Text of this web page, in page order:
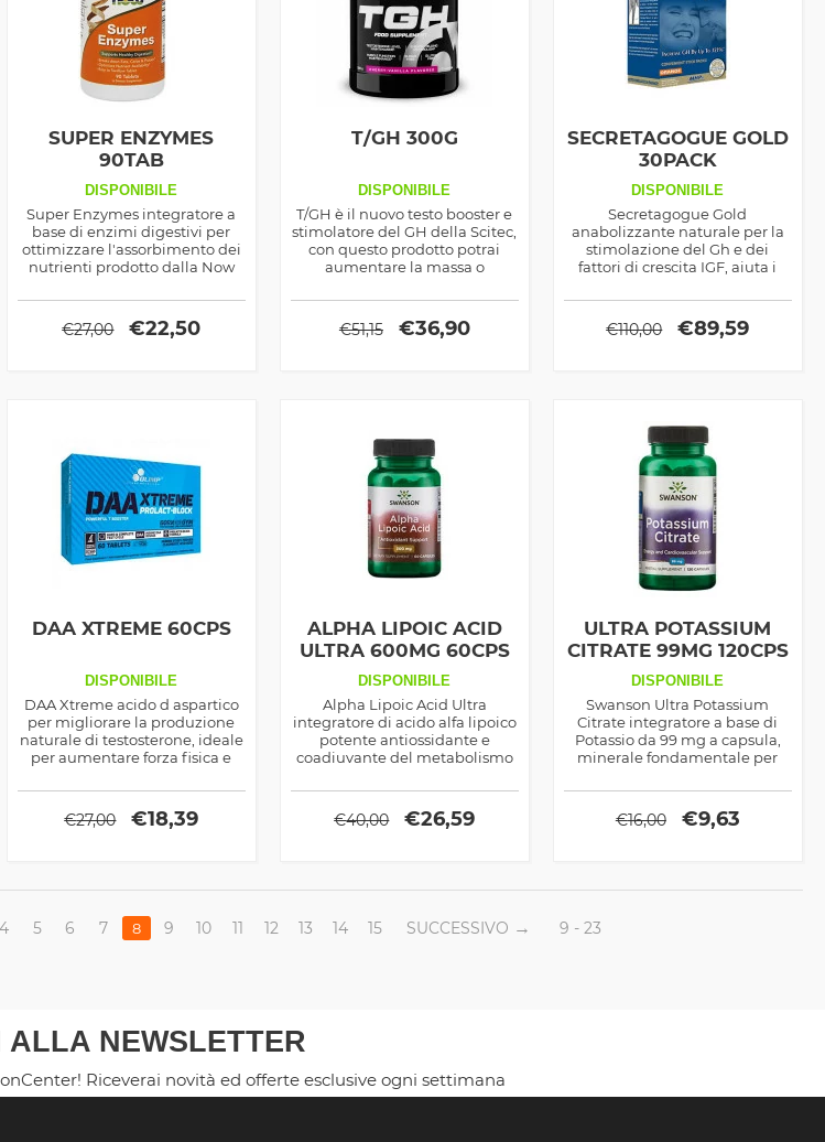
SUPER ENZYMES
90TAB
DISPONIBILE
Super Enzymes integratore a
base di enzimi digestivi per
ottimizzare l'assorbimento dei
nutrienti prodotto dalla Now
€27,00 €22,50
T/GH 300G
DISPONIBILE
T/GH è il nuovo testo booster e
stimolatore del GH della Scitec,
con questo prodotto potrai
aumentare la massa o
lo utilizzerai, leggi tutto!
€51,15 €36,90
SECRETAGOGUE GOLD
30PACK
DISPONIBILE
Secretagogue Gold
anabolizzante naturale per la
stimolazione del Gh e dei
fattori di crescita IGF, aiuta i
dimagrimento e
mantenimento dei muscoli
€110,00 €89,59
DAA XTREME 60CPS
DISPONIBILE
DAA Xtreme acido d aspartico
per migliorare la produzione
naturale di testosterone, ideale
per aumentare forza fisica e
anche come dimagrante
€27,00 €18,39
ALPHA LIPOIC ACID
ULTRA 600MG 60CPS
DISPONIBILE
Alpha Lipoic Acid Ultra
integratore di acido alfa lipoico
potente antiossidante e
coadiuvante del metabolismo
come composto ad azione
insulino simile regola la
glicemia nel sangue
€40,00 €26,59
ULTRA POTASSIUM
CITRATE 99MG 120CPS
DISPONIBILE
Swanson Ultra Potassium
Citrate integratore a base di
Potassio da 99 mg a capsula,
minerale fondamentale per
energetica ed il recupero
muscolare.
€16,00 €9,63
4 5 6 7 8 9 10 11 12 13 14 15 SUCCESSIVO 9 - 23
ALLA NEWSLETTER
Riceverai novità ed offerte esclusive ogni settimana